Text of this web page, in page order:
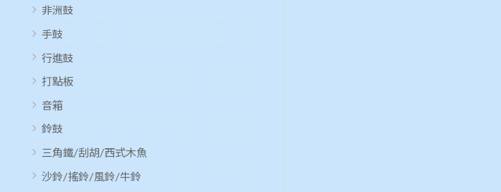
非洲鼓
手鼓
行進鼓
打點板
音箱
鈴鼓
三角鐵/刮胡/西式木魚
沙鈴/搖鈴/風鈴/牛鈴